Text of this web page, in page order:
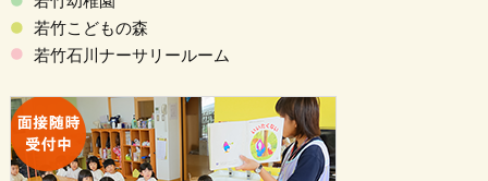
若竹こどもの森
若竹石川ナーサリールーム